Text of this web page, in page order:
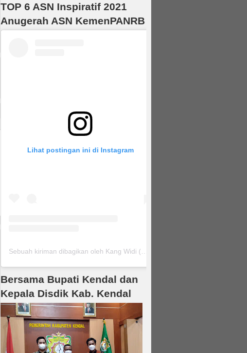
TOP 6 ASN Inspiratif 2021
Anugerah ASN KemenPANRB
Lihat postingan ini di Instagram
Sebuah kiriman dibagikan oleh Kang Widi (@kangwidi75)
Bersama Bupati Kendal dan
Kepala Disdik Kab. Kendal